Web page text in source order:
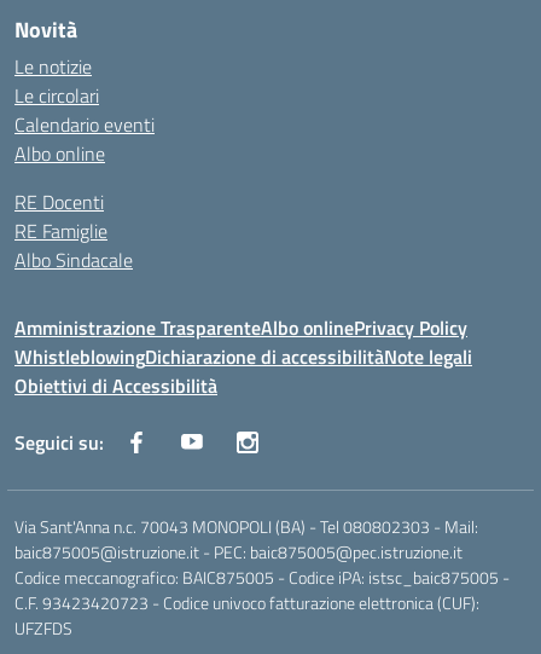
Novità
Le notizie
Le circolari
Calendario eventi
Albo online
RE Docenti
RE Famiglie
Albo Sindacale
Amministrazione TrasparenteAlbo onlinePrivacy Policy
WhistleblowingDichiarazione di accessibilitàNote legali
Obiettivi di Accessibilità
Seguici su:
Via Sant'Anna n.c. 70043 MONOPOLI (BA) - Tel 080802303 - Mail:
baic875005@istruzione.it - PEC: baic875005@pec.istruzione.it
Codice meccanografico: BAIC875005 - Codice iPA: istsc_baic875005 -
C.F. 93423420723 - Codice univoco fatturazione elettronica (CUF):
UFZFDS